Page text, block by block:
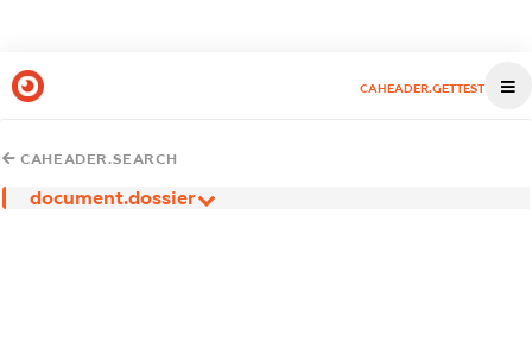
CAHEADER.GETTEST
CAHEADER.SEARCH
document.dossier